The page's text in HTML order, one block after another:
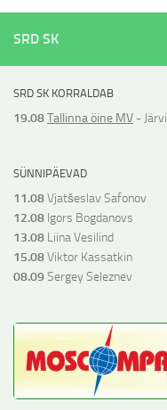
SRD SK
SRD SK KORRALDAB
19.08Tallinna öine MV - Järvi
SÜNNIPÄEVAD
11.08Vjatšeslav Safonov
12.08 Igors Bogdanovs
13.08 Liina Vesilind
15.08Viktor Kassatkin
08.09Sergey Seleznev